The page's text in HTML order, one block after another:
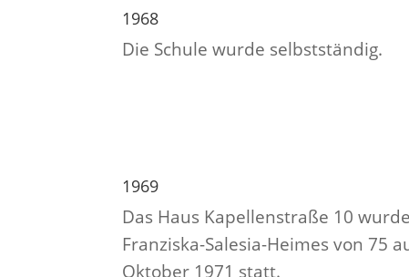
1968
Die Schule wurde selbstständig.
1969
Das Haus Kapellenstraße 10
Franziska-Salesia-Heimes von 75
Oktober 1971 statt.